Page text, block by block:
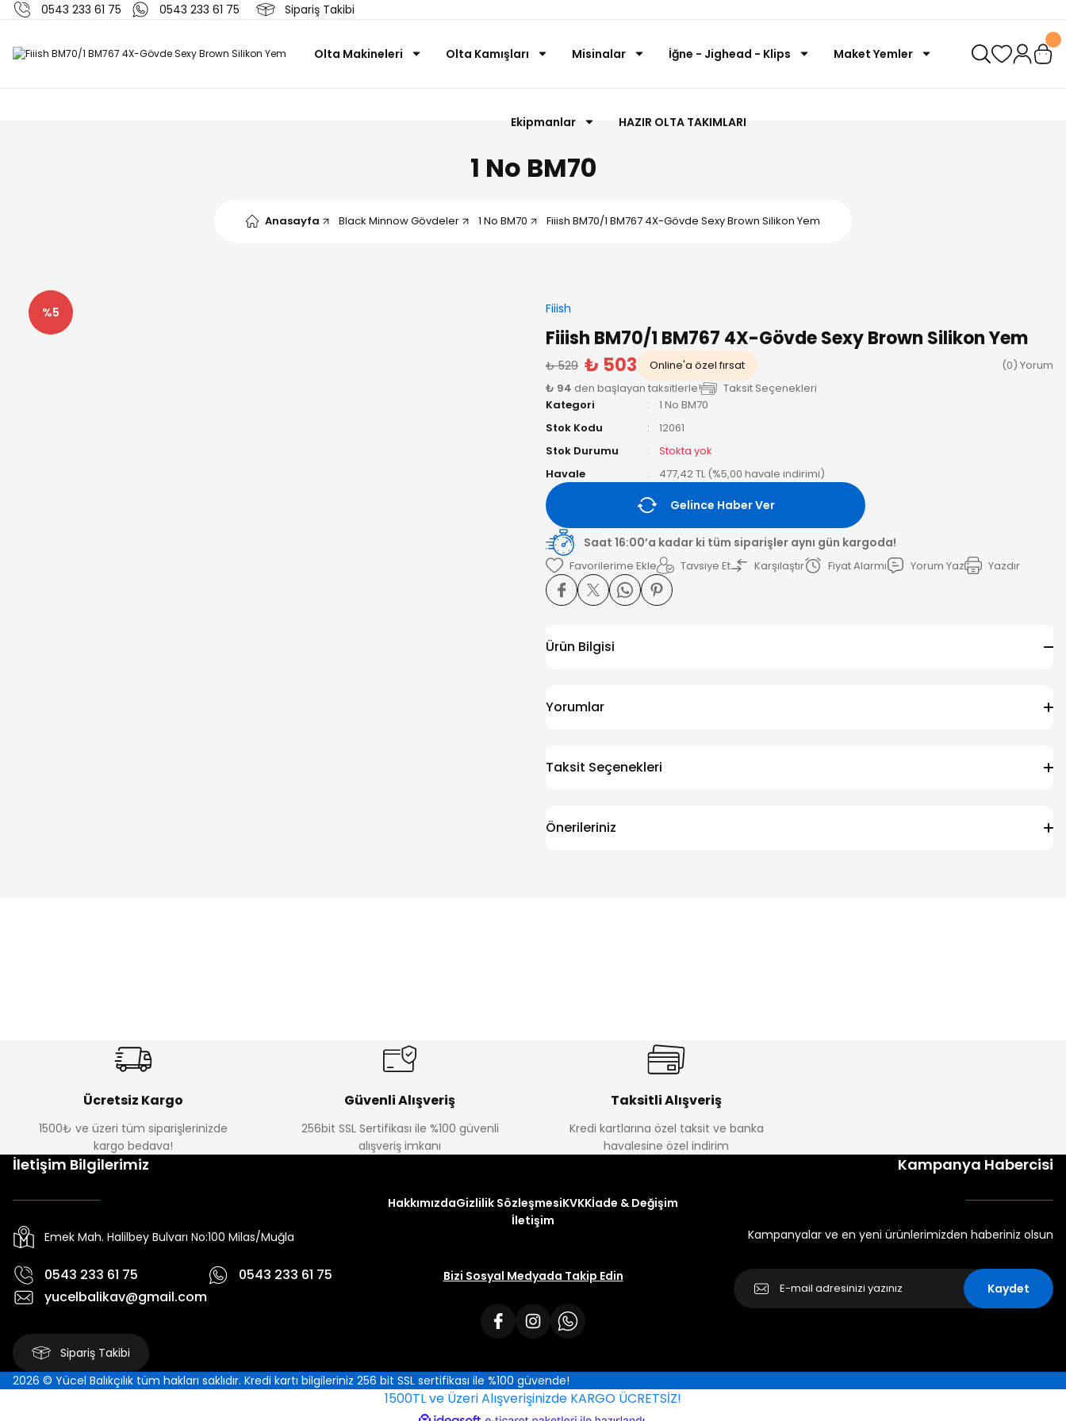
0543 233 61 75 0543 233 61 75 Sipariş Takibi
Olta Makineleri Olta Kamışları Misinalar İğne - Jighead - Klips Maket Yemler
Ekipmanlar HAZIR OLTA TAKIMLARI
1 No BM70
Anasayfa Black Minnow Gövdeler 1 No BM70 Fiiish BM70/1 BM767 4X-Gövde Sexy Brown Silikon Yem
%5 Fiiish
Fiiish BM70/1 BM767 4X-Gövde Sexy Brown Silikon Yem
₺ 529 ₺ 503 Online'a özel fırsat
(0) Yorum
₺ 94 den başlayan taksitlerle!
Taksit Seçenekleri
Kategori
1 No BM70
Stok Kodu
12061
Stok Durumu
Stokta yok
Havale
477,42 TL (%5,00 havale indirimi)
Gelince Haber Ver
Saat 16:00’a kadar ki tüm siparişler aynı gün kargoda!
Tavsiye Et Karşılaştır Fiyat Alarmı Yorum Yaz Yazdır
Ürün Bilgisi
Yorumlar
Taksit Seçenekleri
Önerileriniz
Ücretsiz Kargo
1500₺ ve üzeri tüm siparişlerinizde
kargo bedava!
Güvenli Alışveriş
256bit SSL Sertifikası ile %100 güvenli
alışveriş imkanı
Taksitli Alışveriş
Kredi kartlarına özel taksit ve banka
havalesine özel indirim
İletişim Bilgilerimiz
Emek Mah. Halilbey Bulvarı No:100 Milas/Muğla
0543 233 61 75
0543 233 61 75
yucelbalikav@gmail.com
Sipariş Takibi
HakkımızdaGizlilik SözleşmesiKVKKİade & Değişim
İletişim
Bizi Sosyal Medyada Takip Edin
Kampanya Habercisi
Kampanyalar ve en yeni ürünlerimizden haberiniz olsun
Kaydet
2026 © Yücel Balıkçılık tüm hakları saklıdır. Kredi kartı bilgileriniz 256 bit SSL sertifikası ile %100 güvende!
1500TL ve Üzeri Alışverişinizde KARGO ÜCRETSİZ!